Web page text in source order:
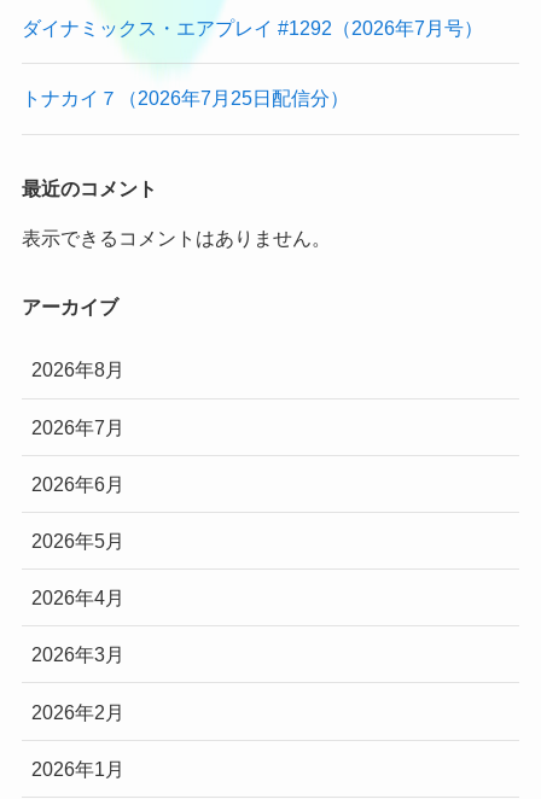
ダイナミックス・エアプレイ #1292（2026年7月号）
トナカイ７（2026年7月25日配信分）
最近のコメント
表示できるコメントはありません。
アーカイブ
2026年8月
2026年7月
2026年6月
2026年5月
2026年4月
2026年3月
2026年2月
2026年1月